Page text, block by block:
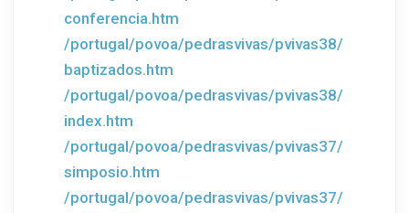
conferencia.htm
/portugal/povoa/pedrasvivas/pvivas38/
baptizados.htm
/portugal/povoa/pedrasvivas/pvivas38/
index.htm
/portugal/povoa/pedrasvivas/pvivas37/
simposio.htm
/portugal/povoa/pedrasvivas/pvivas37/